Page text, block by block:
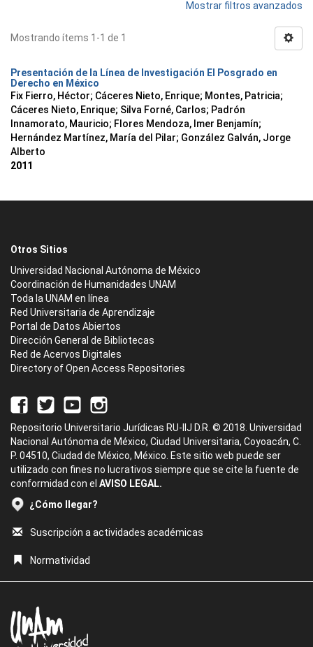
Mostrar filtros avanzados
Mostrando ítems 1-1 de 1
Presentación de la Línea de Investigación El Posgrado en
Derecho en México
Fix Fierro, Héctor; Cáceres Nieto, Enrique; Montes, Patricia;
Cáceres Nieto, Enrique; Silva Forné, Carlos; Padrón
Innamorato, Mauricio; Flores Mendoza, Imer Benjamín;
Hernández Martínez, María del Pilar; González Galván, Jorge
Alberto
2011
Otros Sitios
Universidad Nacional Autónoma de México
Coordinación de Humanidades UNAM
Toda la UNAM en línea
Red Universitaria de Aprendizaje
Portal de Datos Abiertos
Dirección General de Bibliotecas
Red de Acervos Digitales
Directory of Open Access Repositories
Repositorio Universitario Jurídicas RU-IIJ D.R. © 2018. Universidad
Nacional Autónoma de México, Ciudad Universitaria, Coyoacán, C.
P. 04510, Ciudad de México, México. Este sitio web puede ser
utilizado con fines no lucrativos siempre que se cite la fuente de
conformidad con el AVISO LEGAL.
¿Cómo llegar?
Suscripción a actividades académicas
Normatividad